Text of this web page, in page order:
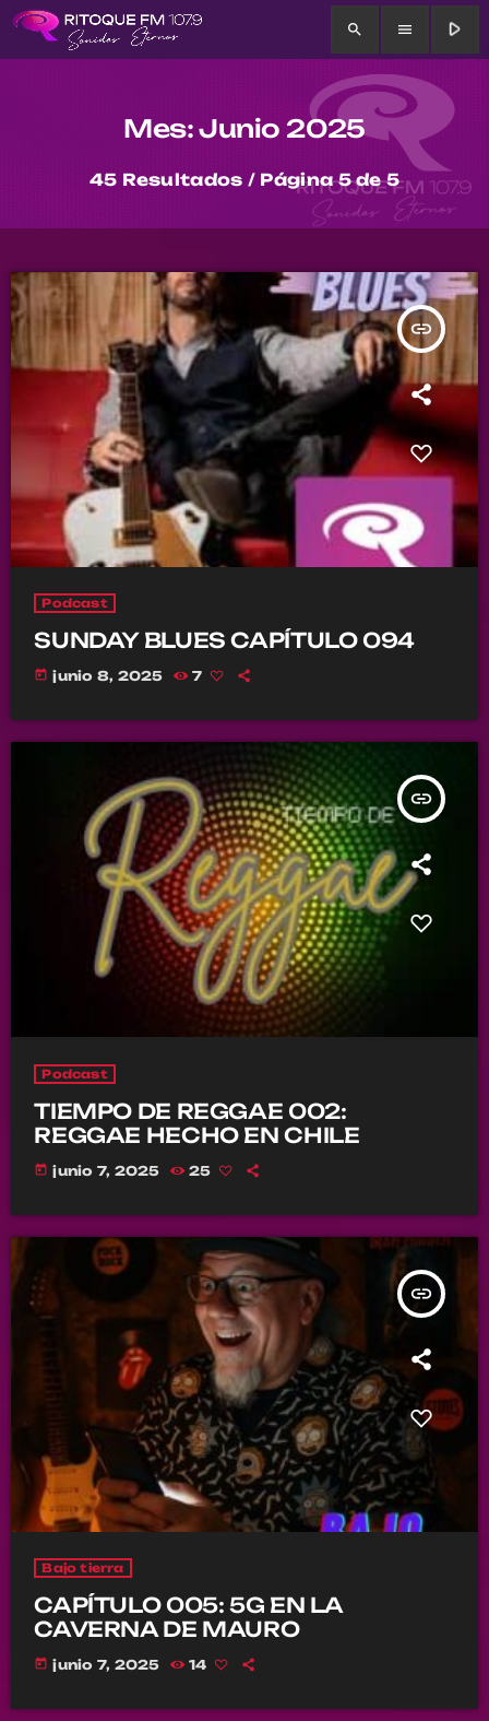
search menu play_arrow
Mes: Junio 2025
45 Resultados / Página 5 de 5
insert_link
Podcast
SUNDAY BLUES CAPÍTULO 094
today junio 8, 2025 7
insert_link
Podcast
TIEMPO DE REGGAE 002:
REGGAE HECHO EN CHILE
today junio 7, 2025 25
insert_link
Bajo tierra
CAPÍTULO 005: 5G EN LA
CAVERNA DE MAURO
today junio 7, 2025 14